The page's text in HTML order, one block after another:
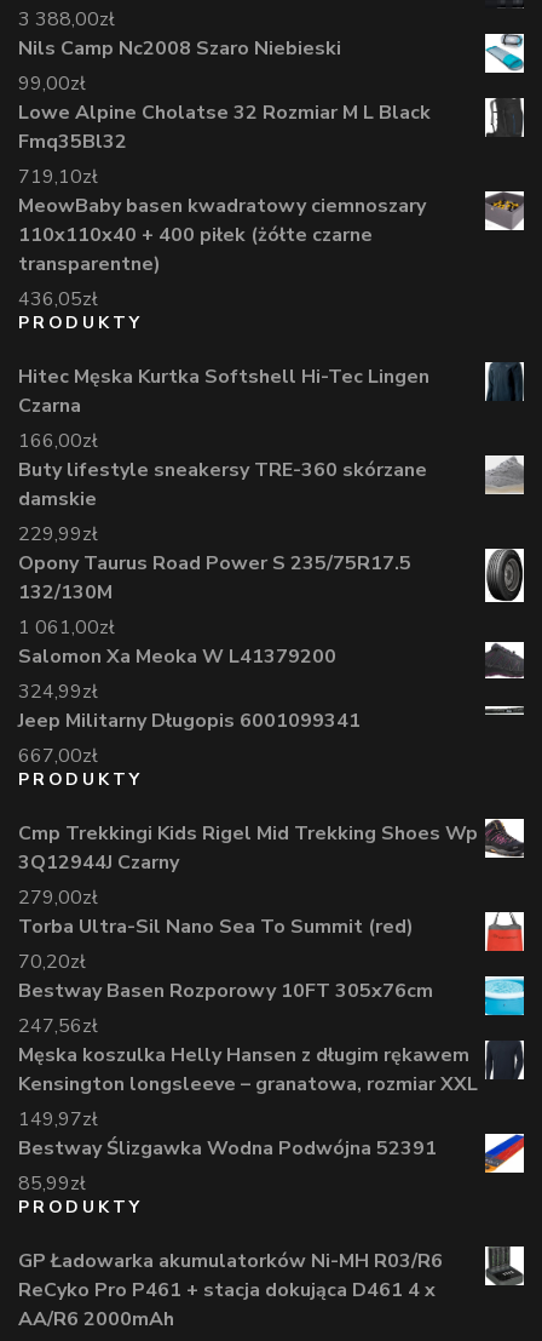
3 388,00zł
Nils Camp Nc2008 Szaro Niebieski
99,00zł
Lowe Alpine Cholatse 32 Rozmiar M L Black
Fmq35Bl32
719,10zł
MeowBaby basen kwadratowy ciemnoszary
110x110x40 + 400 piłek (żółte czarne
transparentne)
436,05zł
PRODUKTY
Hitec Męska Kurtka Softshell Hi-Tec Lingen
Czarna
166,00zł
Buty lifestyle sneakersy TRE-360 skórzane
damskie
229,99zł
Opony Taurus Road Power S 235/75R17.5
132/130M
1 061,00zł
Salomon Xa Meoka W L41379200
324,99zł
Jeep Militarny Długopis 6001099341
667,00zł
PRODUKTY
Cmp Trekkingi Kids Rigel Mid Trekking Shoes Wp
3Q12944J Czarny
279,00zł
Torba Ultra-Sil Nano Sea To Summit (red)
70,20zł
Bestway Basen Rozporowy 10FT 305x76cm
247,56zł
Męska koszulka Helly Hansen z długim rękawem
Kensington longsleeve – granatowa, rozmiar XXL
149,97zł
Bestway Ślizgawka Wodna Podwójna 52391
85,99zł
PRODUKTY
GP Ładowarka akumulatorków Ni-MH R03/R6
ReCyko Pro P461 + stacja dokująca D461 4 x
AA/R6 2000mAh